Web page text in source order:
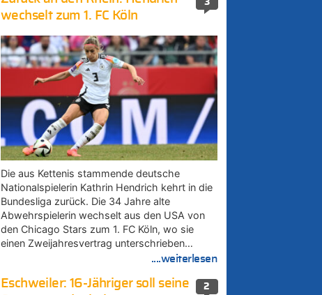
wechselt zum 1. FC Köln
Die aus Kettenis stammende deutsche
Nationalspielerin Kathrin Hendrich kehrt in die
Bundesliga zurück. Die 34 Jahre alte
Abwehrspielerin wechselt aus den USA von
den Chicago Stars zum 1. FC Köln, wo sie
einen Zweijahresvertrag unterschrieben…
....weiterlesen
2
Eschweiler: 16-Jähriger soll seine